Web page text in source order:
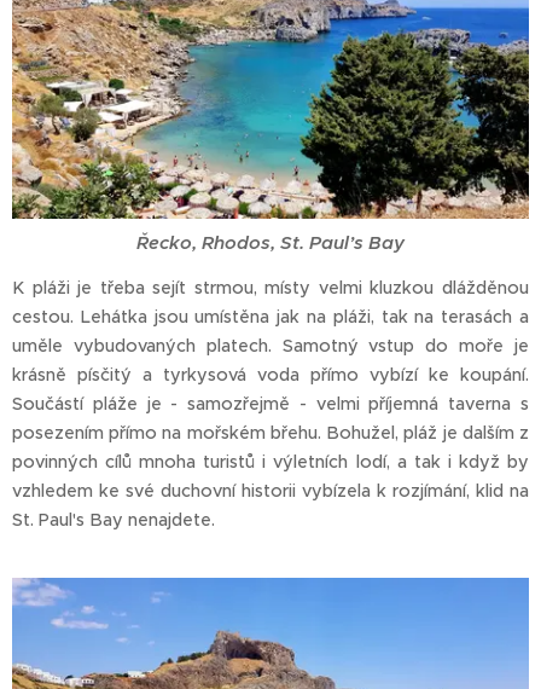
Řecko, Rhodos, St. Paul’s Bay
K pláži je třeba sejít strmou, místy velmi kluzkou dlážděnou
cestou. Lehátka jsou umístěna jak na pláži, tak na terasách a
uměle vybudovaných platech. Samotný vstup do moře je
krásně písčitý a tyrkysová voda přímo vybízí ke koupání.
Součástí pláže je - samozřejmě - velmi příjemná taverna s
posezením přímo na mořském břehu. Bohužel, pláž je dalším z
povinných cílů mnoha turistů i výletních lodí, a tak i když by
vzhledem ke své duchovní historii vybízela k rozjímání, klid na
St. Paul's Bay nenajdete.